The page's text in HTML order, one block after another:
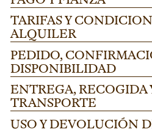
TARIFAS Y
ALQUILER
PEDIDO,
DISPONIBILIDAD
ENTREGA, RECOGIDA
TRANSPORTE
USO Y DEVOLUCIÓN